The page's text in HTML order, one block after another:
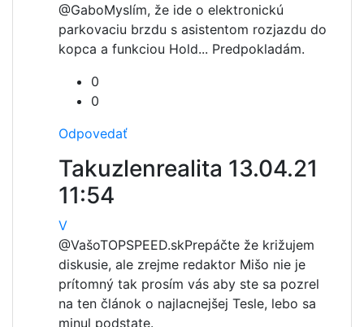
@GaboMyslím, že ide o elektronickú
parkovaciu brzdu s asistentom rozjazdu do
kopca a funkciou Hold... Predpokladám.
0
0
Odpovedať
Takuzlenrealita 13.04.21
11:54
V
@VašoTOPSPEED.skPrepáčte že križujem
diskusie, ale zrejme redaktor Mišo nie je
prítomný tak prosím vás aby ste sa pozrel
na ten článok o najlacnejšej Tesle, lebo sa
minul podstate.